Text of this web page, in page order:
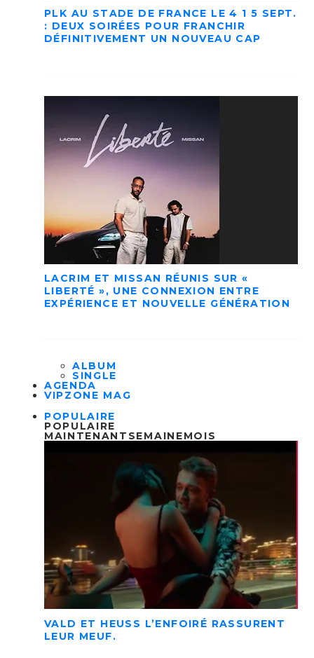
PLK AU STADE DE FRANCE LE 4 1 5 SEPT.
: DEUX SOIRÉES POUR FRANCHIR
DÉFINITIVEMENT UN NOUVEAU CAP
LACRIM ET MISSAN RÉUNIS SUR «
LIBERTÉ », UNE CONNEXION ENTRE
EXPÉRIENCE ET NOUVELLE GÉNÉRATION
ALBUM
SINGLE
AGENDA
VIPZONE MAG
POPULAIRE
POPULAIRE
MAINTENANT SEMAINEMOIS
VALD ET HEUSS L’ENFOIRÉ RASSURENT
LEUR MEUF.